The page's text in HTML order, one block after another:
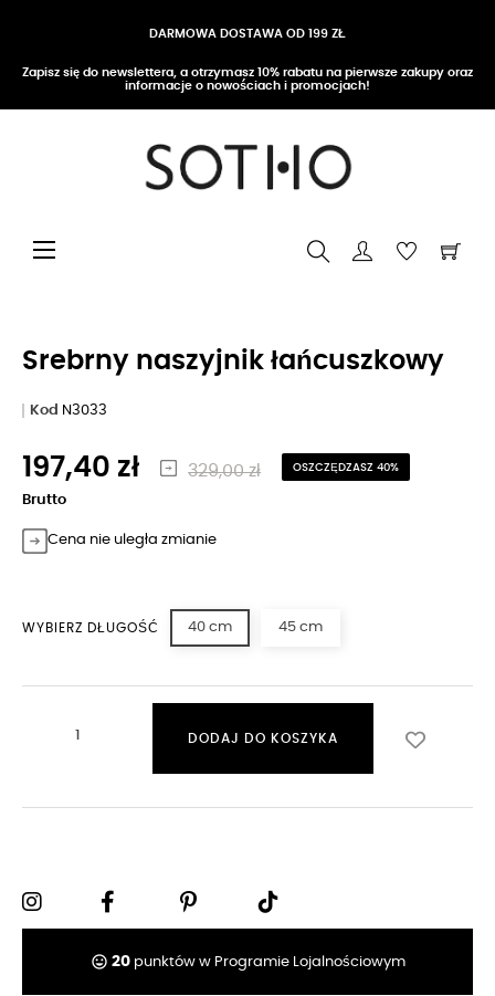
DARMOWA DOSTAWA OD 199 ZŁ
Zapisz się do newslettera, a otrzymasz 10% rabatu na pierwsze zakupy oraz
informacje o nowościach i promocjach!
Przełącz nawigację
☰
Srebrny naszyjnik łańcuszkowy
Kod N3033
197,40 zł 329,00 zł OSZCZĘDZASZ 40%
Brutto
Cena nie uległa zmianie
WYBIERZ DŁUGOŚĆ 40 cm 45 cm
DODAJ DO KOSZYKA
tag_faces 20punktów w Programie Lojalnościowym